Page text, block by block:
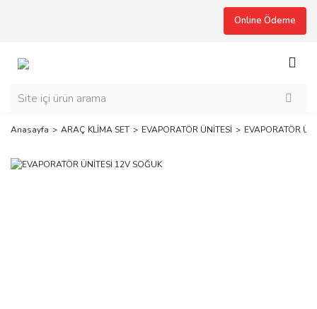
Online Ödeme
Anasayfa ARAÇ KLİMA SET EVAPORATÖR ÜNİTESİ EVAPORATÖR